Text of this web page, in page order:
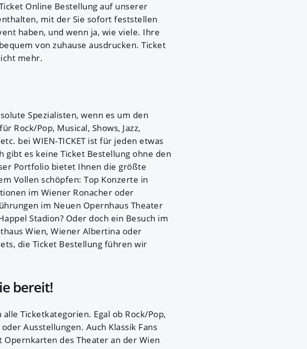
Online Bestellung auf unserer
mit der Sie sofort feststellen
haben, und wenn ja, wie viele. Ihre
von zuhause ausdrucken. Ticket
mehr.
Spezialisten, wenn es um den
Rock/Pop, Musical, Shows, Jazz,
bei WIEN-TICKET ist für jeden etwas
es keine Ticket Bestellung ohne den
Portfolio bietet Ihnen die größte
Vollen schöpfen: Top Konzerte in
im Wiener Ronacher oder
im Neuen Opernhaus Theater
Stadion? Oder doch ein Besuch im
Wien, Wiener Albertina oder
die Ticket Bestellung führen wir
bereit!
Ticketkategorien. Egal ob Rock/Pop,
Ausstellungen. Auch Klassik Fans
Opernkarten des Theater an der Wien